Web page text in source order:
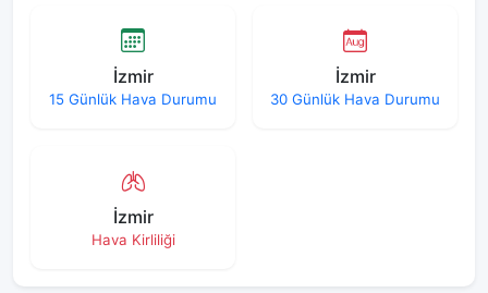
İzmir
15 Günlük Hava Durumu
İzmir
30 Günlük Hava Durumu
İzmir
Hava Kirliliği